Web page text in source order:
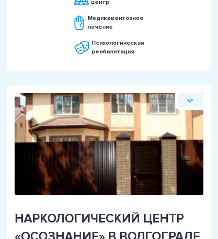
центр
Медикаментозное
лечение
Психологическая
реабилитация
№
НАРКОЛОГИЧЕСКИЙ ЦЕНТР